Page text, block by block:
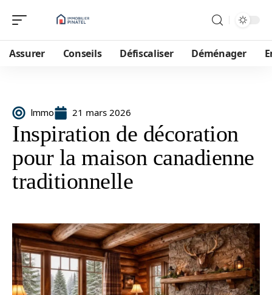
Assurer Conseils Défiscaliser Déménager
Immo 21 mars 2026
Inspiration de décoration
pour la maison canadienne
traditionnelle